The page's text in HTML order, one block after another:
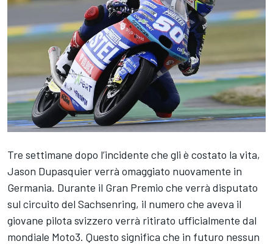
Tre settimane dopo l’incidente che gli è costato la vita,
Jason Dupasquier verrà omaggiato nuovamente in
Germania. Durante il Gran Premio che verrà disputato
sul circuito del Sachsenring, il numero che aveva il
giovane pilota svizzero verrà ritirato ufficialmente dal
mondiale Moto3. Questo significa che in futuro nessun